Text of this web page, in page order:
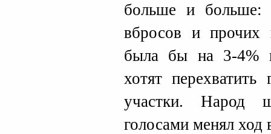
больше и
вбросов и прочих
была бы на 3-4%
хотят
участки.
голосами менял ход